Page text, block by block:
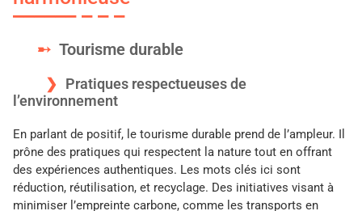
Tourisme durable
Pratiques respectueuses de
l’environnement
En parlant de positif, le tourisme durable prend de l’ampleur. Il
prône des pratiques qui respectent la nature tout en offrant
des expériences authentiques. Les mots clés ici sont
réduction, réutilisation, et recyclage. Des initiatives visant à
minimiser l’empreinte carbone, comme les transports en